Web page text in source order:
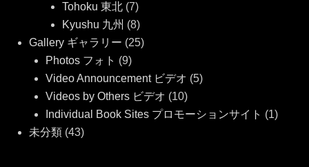
Tohoku 東北(7)
Kyushu 九州 (8)
Gallery ギャラリー (25)
Photos フォト (9)
Video Announcement ビデオ (5)
Videos by Others ビデオ (10)
Individual Book Sites プロモーションサイト (1)
未分類(43)